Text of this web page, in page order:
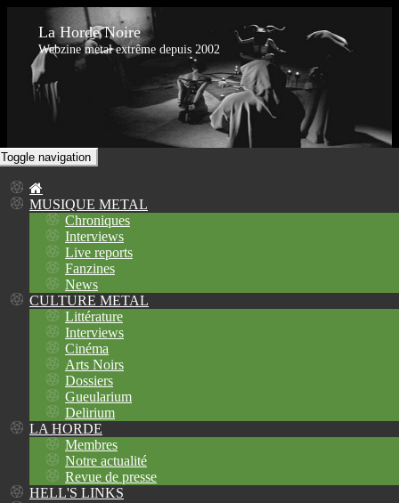
La Horde Noire
Webzine metal extrême depuis 2002
Toggle navigation
MUSIQUE METAL
Chroniques
Interviews
Live reports
Fanzines
News
CULTURE METAL
Littérature
Interviews
Cinéma
Arts Noirs
Dossiers
Gueularium
Delirium
LA HORDE
Membres
Notre actualité
Revue de presse
HELL'S LINKS